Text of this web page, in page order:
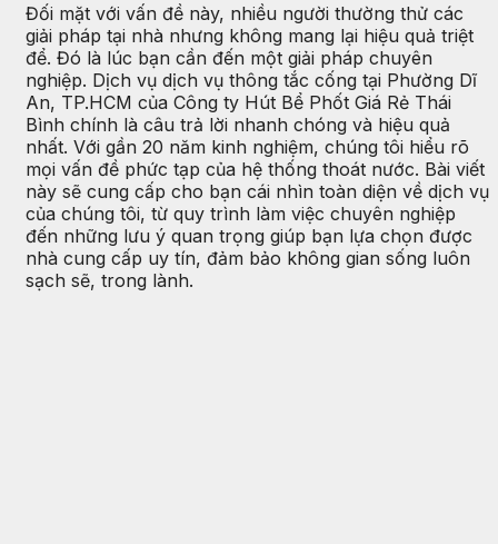
Đối mặt với vấn đề này, nhiều người thường thử các
giải pháp tại nhà nhưng không mang lại hiệu quả triệt
để. Đó là lúc bạn cần đến một giải pháp chuyên
nghiệp. Dịch vụ dịch vụ thông tắc cống tại Phường Dĩ
An, TP.HCM của Công ty Hút Bể Phốt Giá Rẻ Thái
Bình chính là câu trả lời nhanh chóng và hiệu quả
nhất. Với gần 20 năm kinh nghiệm, chúng tôi hiểu rõ
mọi vấn đề phức tạp của hệ thống thoát nước. Bài viết
này sẽ cung cấp cho bạn cái nhìn toàn diện về dịch vụ
của chúng tôi, từ quy trình làm việc chuyên nghiệp
đến những lưu ý quan trọng giúp bạn lựa chọn được
nhà cung cấp uy tín, đảm bảo không gian sống luôn
sạch sẽ, trong lành.